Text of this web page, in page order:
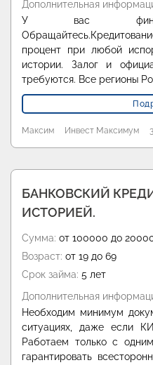
Дополнительная
У вас
процент при любой
истории. Залог и
требуются. Все регионы
Максим Инвест Максимум
БАНКОВСКИЙ
ИСТОРИЕЙ.
Сумма: от 100000 до
Возраст: от 19 до 69
Срок займа: 5 лет
Дополнительная
Необходим минимум
ситуациях, даже если
Работаем только с
гарантировать